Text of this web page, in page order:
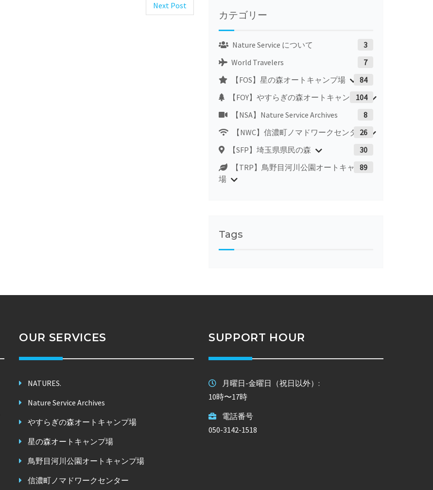
Next Post
カテゴリー
Nature Service について
3
World Travelers
7
【FOS】星の森オートキャンプ場
84
【FOY】やすらぎの森オートキャンプ場
104
【NSA】Nature Service Archives
8
【NWC】信濃町ノマドワークセンター
26
【SFP】埼玉県県民の森
30
【TRP】鳥野目河川公園オートキャンプ
場
89
Tags
OUR SERVICES
NATURES.
Nature Service Archives
やすらぎの森オートキャンプ場
星の森オートキャンプ場
鳥野目河川公園オートキャンプ場
信濃町ノマドワークセンター
SUPPORT HOUR
月曜日-金曜日（祝日以外）:
10時〜17時
電話番号
050-3142-1518